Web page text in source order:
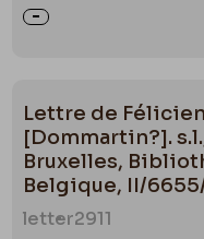
Lettre de
[Dommartin?].
Bruxelles,
Belgique, II/
letter2911